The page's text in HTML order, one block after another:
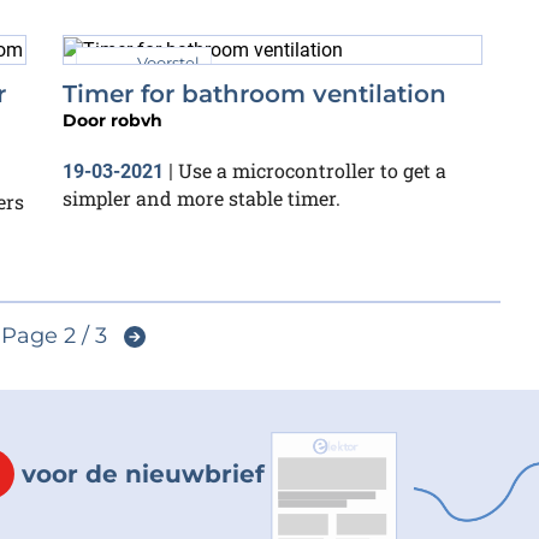
Voorstel
Timer for bathroom ventilation
Door robvh
19-03-2021 | Use a microcontroller to get a
simpler and more stable timer.
Page 2 / 3
voor de nieuwbrief